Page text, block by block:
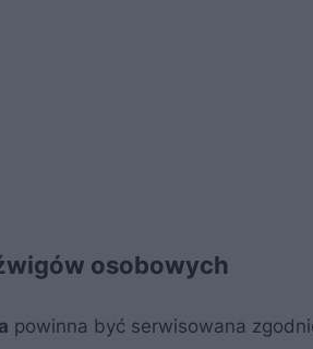
osobowych
powinna być serwisowana